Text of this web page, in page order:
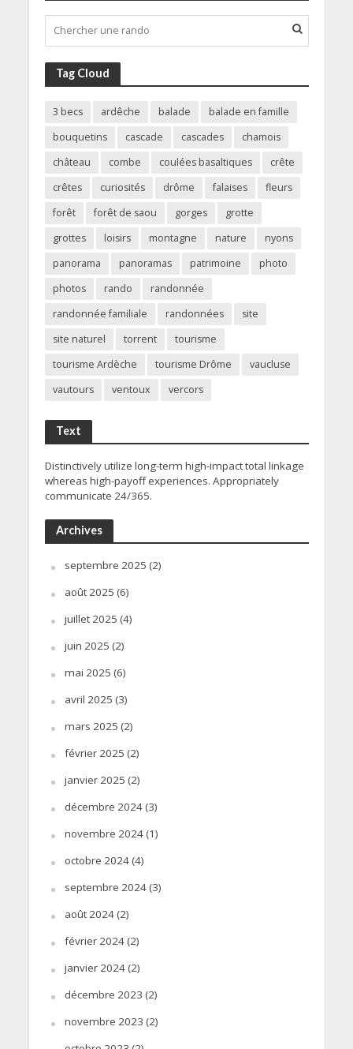
Tag Cloud
3 becs ardêche balade
balade en famille
bouquetins
cascade cascades
chamois
château
combe coulées basaltiques
crête
crêtes
curiosités drôme falaises
fleurs
forêt
forêt de saou gorges
grotte
grottes
loisirs montagne nature
nyons
panorama
panoramas patrimoine
photo
photos
rando
randonnée
randonnée familiale
randonnées
site
site naturel
torrent
tourisme
tourisme Ardèche
tourisme Drôme
vaucluse
vautours
ventoux vercors
Text
Distinctively utilize long-term high-impact total linkage
whereas high-payoff experiences. Appropriately
communicate 24/365.
Archives
septembre 2025 (2)
août 2025 (6)
juillet 2025 (4)
juin 2025 (2)
mai 2025 (6)
avril 2025 (3)
mars 2025 (2)
février 2025 (2)
janvier 2025 (2)
décembre 2024(3)
novembre 2024(1)
octobre 2024(4)
septembre 2024(3)
août 2024(2)
février 2024(2)
janvier 2024(2)
décembre 2023 (2)
novembre 2023 (2)